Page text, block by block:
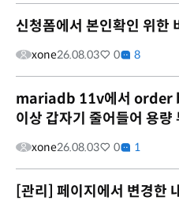
신청폼에서 본인확인 위한
xone26.08.03 0 8
mariadb 11v에서 order
이상 갑자기 줄어들어 용량
xone26.08.03 0 1
[관리] 페이지에서 변경한